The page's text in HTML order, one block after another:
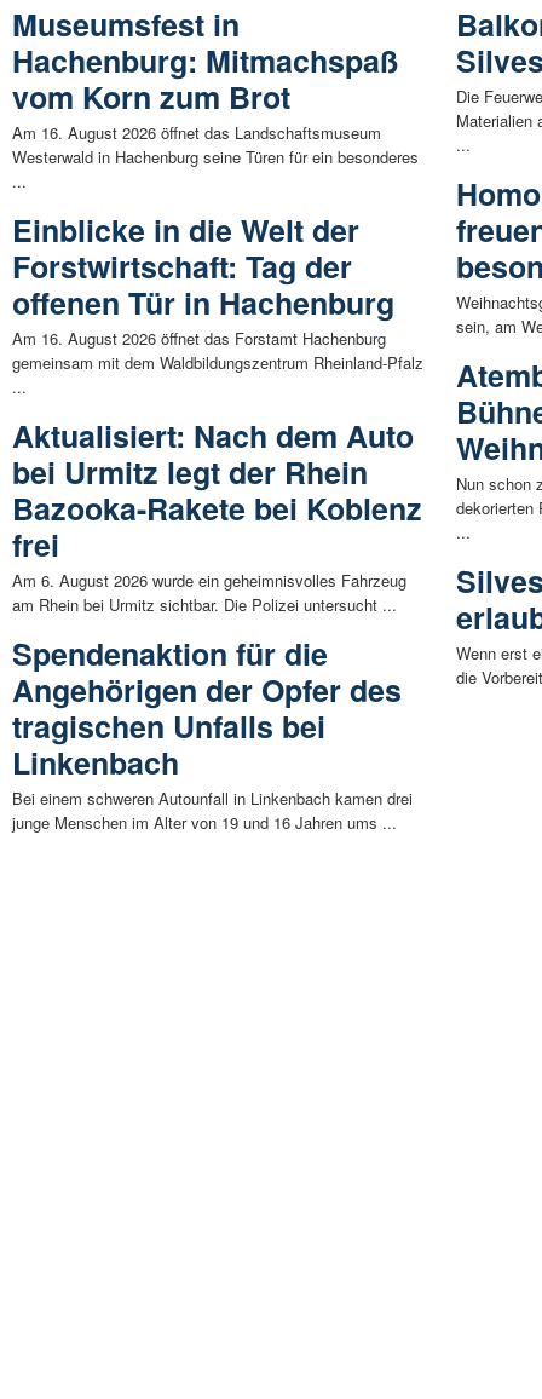
Museumsfest in
Hachenburg: Mitmachspaß
vom Korn zum Brot
Am 16. August 2026 öffnet das Landschaftsmuseum
Westerwald in Hachenburg seine Türen für ein besonderes
...
Einblicke in die Welt der
Forstwirtschaft: Tag der
offenen Tür in Hachenburg
Am 16. August 2026 öffnet das Forstamt Hachenburg
gemeinsam mit dem Waldbildungszentrum Rheinland-Pfalz
...
Aktualisiert: Nach dem Auto
bei Urmitz legt der Rhein
Bazooka-Rakete bei Koblenz
frei
Am 6. August 2026 wurde ein geheimnisvolles Fahrzeug
am Rhein bei Urmitz sichtbar. Die Polizei untersucht ...
Spendenaktion für die
Angehörigen der Opfer des
tragischen Unfalls bei
Linkenbach
Bei einem schweren Autounfall in Linkenbach kamen drei
junge Menschen im Alter von 19 und 16 Jahren ums ...
Die
Materialien
...
sein, am
Nun schon
dekorierten
...
Wenn erst
die